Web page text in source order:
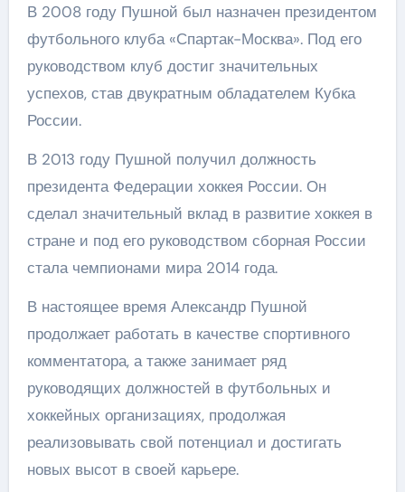
В 2008 году Пушной был назначен президентом
футбольного клуба «Спартак-Москва». Под его
руководством клуб достиг значительных
успехов, став двукратным обладателем Кубка
России.
В 2013 году Пушной получил должность
президента Федерации хоккея России. Он
сделал значительный вклад в развитие хоккея в
стране и под его руководством сборная России
стала чемпионами мира 2014 года.
В настоящее время Александр Пушной
продолжает работать в качестве спортивного
комментатора, а также занимает ряд
руководящих должностей в футбольных и
хоккейных организациях, продолжая
реализовывать свой потенциал и достигать
новых высот в своей карьере.